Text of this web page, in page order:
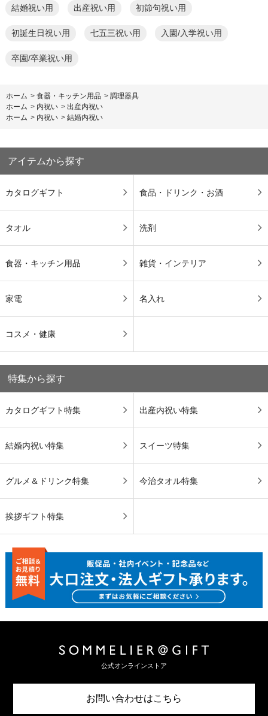
結婚祝い用 出産祝い用 初節句祝い用
初誕生日祝い用 七五三祝い用 入園/入学祝い用
卒園/卒業祝い用
ホーム > 食器・キッチン用品 > 調理器具
ホーム > 内祝い > 出産内祝い
ホーム > 内祝い > 結婚内祝い
アイテムから探す
カタログギフト 食品・ドリンク・お酒
タオル 洗剤
食器・キッチン用品 雑貨・インテリア
家電 名入れ
コスメ・健康
特集から探す
カタログギフト特集 出産内祝い特集
結婚内祝い特集 スイーツ特集
グルメ＆ドリンク特集 今治タオル特集
挨拶ギフト特集
公式オンラインストア
お問い合わせはこちら